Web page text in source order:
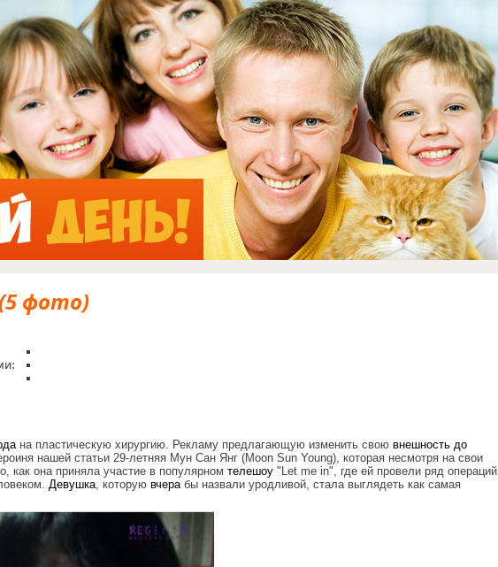
Jump to Navigation
фото)
на пластическую хирургию. Рекламу предлагающую изменить свою внешность до
нашей статьи 29-летняя Мун Сан Янг (Moon Sun Young), которая несмотря на свои
как она приняла участие в популярном телешоу "Let me in", где ей провели ряд операций
Девушка , которую вчера бы назвали уродливой, стала выглядеть как самая